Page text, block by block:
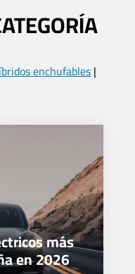
enchufables|
más
en 2026